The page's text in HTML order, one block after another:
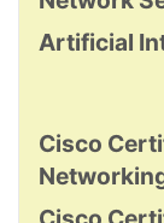
Artificial
Cisco